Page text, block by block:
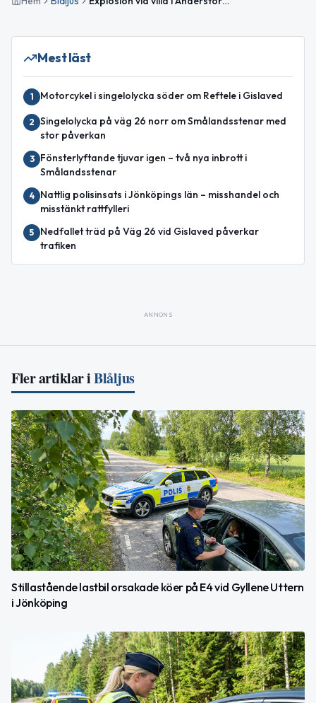
Mest läst
1 Motorcykel i singelolycka söder om Reftele i Gislaved
2 Singelolycka på väg 26 norr om Smålandsstenar med
stor påverkan
3
Fönsterlyftande tjuvar igen – två nya inbrott i
Smålandsstenar
4
Nattlig polisinsats i Jönköpings län – misshandel och
misstänkt rattfylleri
5
Nedfallet träd på Väg 26 vid Gislaved påverkar
trafiken
ANNONS
Fler artiklar iBlåljus
Stillastående lastbil orsakade köer på E4 vid Gyllene Uttern
i Jönköping